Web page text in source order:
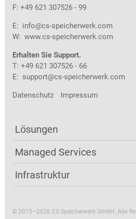
F: +49 621 307526 - 99
E: info@cs-speicherwerk.com
W: www.cs-speicherwerk.com
Erhalten Sie Support.
T: +49 621 307526 - 66
E: support@cs-speicherwerk.com
Datenschutz Impressum
Lösungen
Managed Services
Infrastruktur
© 2015–2026 CS Speicherwerk GmbH. Alle